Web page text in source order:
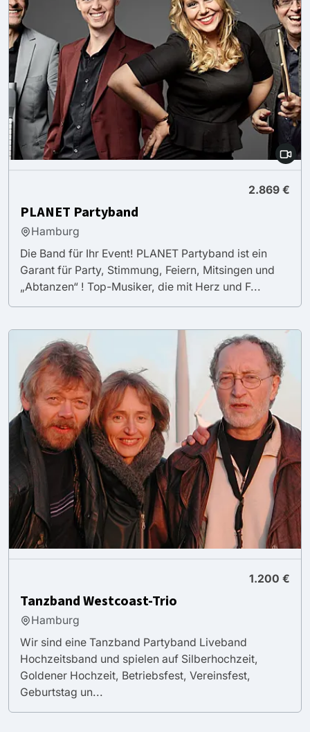
2.869 €
PLANET Partyband
Hamburg
Die Band für Ihr Event! PLANET Partyband ist ein
Garant für Party, Stimmung, Feiern, Mitsingen und
„Abtanzen“ ! Top-Musiker, die mit Herz und F...
1.200 €
Tanzband Westcoast-Trio
Hamburg
Wir sind eine Tanzband Partyband Liveband
Hochzeitsband und spielen auf Silberhochzeit,
Goldener Hochzeit, Betriebsfest, Vereinsfest,
Geburtstag un...